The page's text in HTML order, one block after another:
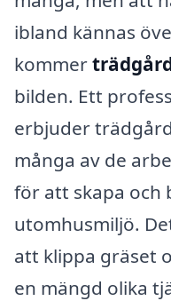
ibland kännas
kommer
bilden. Ett
erbjuder
många av de
för att skapa och
utomhusmiljö.
att klippa gräset
en mängd olika